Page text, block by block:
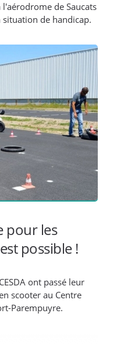
de Saucats
de handicap.
pour les
possible !
ont passé leur
scooter au Centre
Parempuyre.